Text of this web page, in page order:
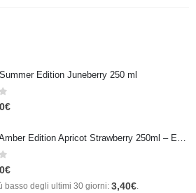
Edition Juneberry 250 ml
€
€
basso degli ultimi 30 giorni: 3,40€.